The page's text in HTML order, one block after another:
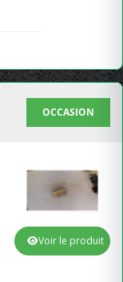
OCCASION
Voir le produit